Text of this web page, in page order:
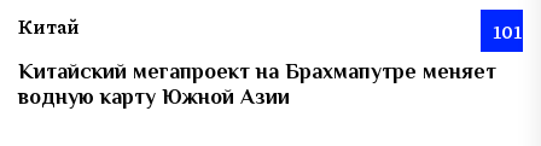
Китай 101
Китайский мегапроект на Брахмапутре меняет
водную карту Южной Азии